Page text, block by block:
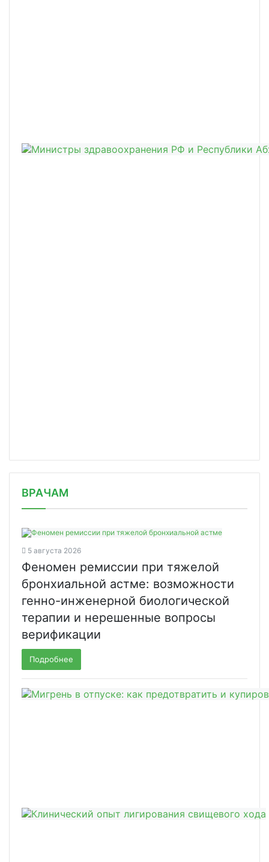
ВРАЧАМ
5 августа 2026
Феномен ремиссии при тяжелой
бронхиальной астме: возможности
генно-инженерной биологической
терапии и нерешенные вопросы
верификации
Подробнее